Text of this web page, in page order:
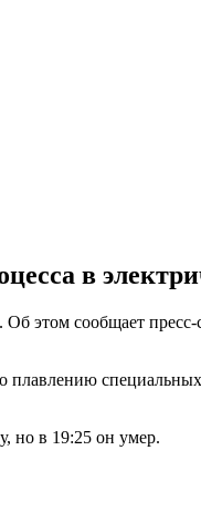
в
Об этом сообщает
плавлению
но в 19:25 он умер.